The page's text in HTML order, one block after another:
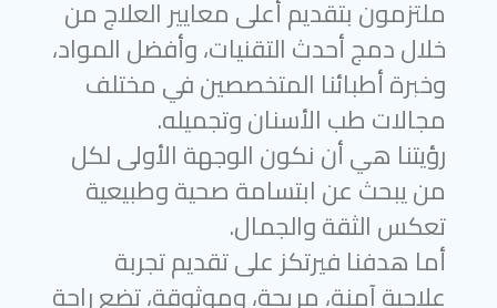
ملتزمون بتقديم أعلى معايير العلاج من
خلال دمج أحدث التقنيات، وأفضل المواد،
وخبرة أطبائنا المتخصصين في مختلف
مجالات طب الأسنان وتجميله.
رؤيتنا هي أن نكون الوجهة الأولى لكل
من يبحث عن ابتسامة صحية وطبيعية
تعكس الثقة والجمال.
أما هدفنا فيرتكز على تقديم تجربة
علاجية آمنة، مريحة، وموثوقة، تضع راحة